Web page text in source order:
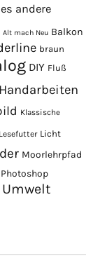
andere
Alt mach Neu Balkon
braun
DIY Fluß
Handarbeiten
Klassische
Lesefutter Licht
Moorlehrpfad
Photoshop
Umwelt